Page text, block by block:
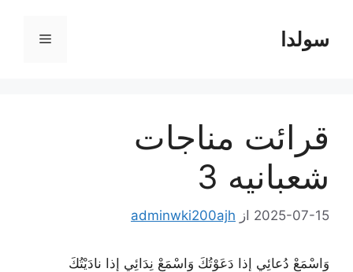
محتواسولدا فهرست
قرائت مناجات
شعبانیه 3
2025-07-15 از adminwki200ajh
وَاسْمَعْ دُعائِي إِذا دَعَوْتُكَ وَاسْمَعْ نِدَائِي إِذا نادَيْتُكَ